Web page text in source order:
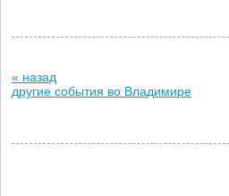
« назад
другие события во Владимире